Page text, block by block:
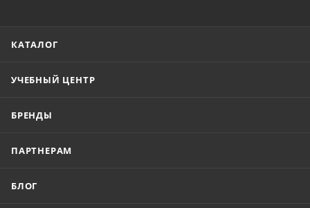
КАТАЛОГ
УЧЕБНЫЙ ЦЕНТР
БРЕНДЫ
ПАРТНЕРАМ
БЛОГ